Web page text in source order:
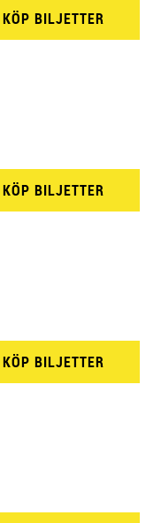
KÖP BILJETTER
KÖP BILJETTER
KÖP BILJETTER